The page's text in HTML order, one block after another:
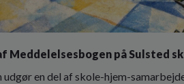
Meddelelsesbogen på Sulsted
en del af skole-hjem-